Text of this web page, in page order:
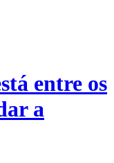
entre os
a